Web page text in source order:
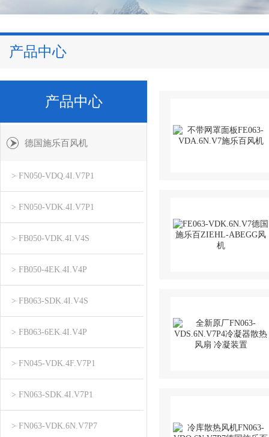
产品中心
产品中心
德国施乐百风机
> FN050-VDQ.4I.V7P1
> FN050-VDK.4I.V7P1
> FB050-VDK.4I.V4S
> FB050-4EK.4I.V4P
> FB063-SDK.4I.V4S
> FB063-6EK.4I.V4P
> FN045-VDK.4F.V7P1
> FN063-SDK.4I.V7P1
> FN063-VDK.6N.V7P7